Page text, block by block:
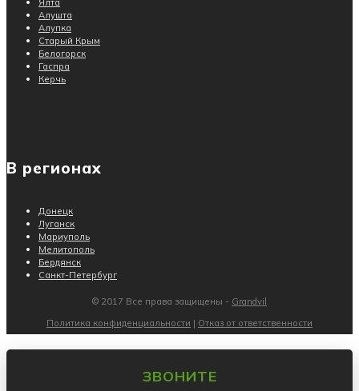
Ялта
Алушта
Алупка
Старый Крым
Белогорск
Гаспра
Керчь
В регионах
Донецк
Луганск
Мариуполь
Мелитополь
Бердянск
Санкт-Петербург
© 2017 Все права защищены - Grandvil
Политика конфиденциальности | Отказ от ответственности
ЗВОНИТЕ